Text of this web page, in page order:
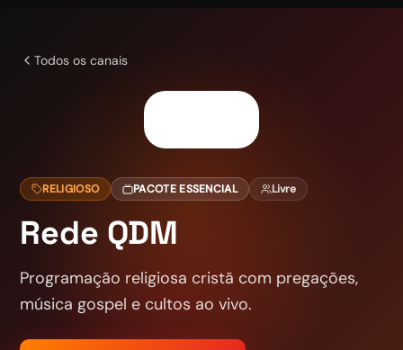
Todos os canais
RELIGIOSO PACOTE ESSENCIAL Livre
Rede QDM
Programação religiosa cristã com pregações,
música gospel e cultos ao vivo.